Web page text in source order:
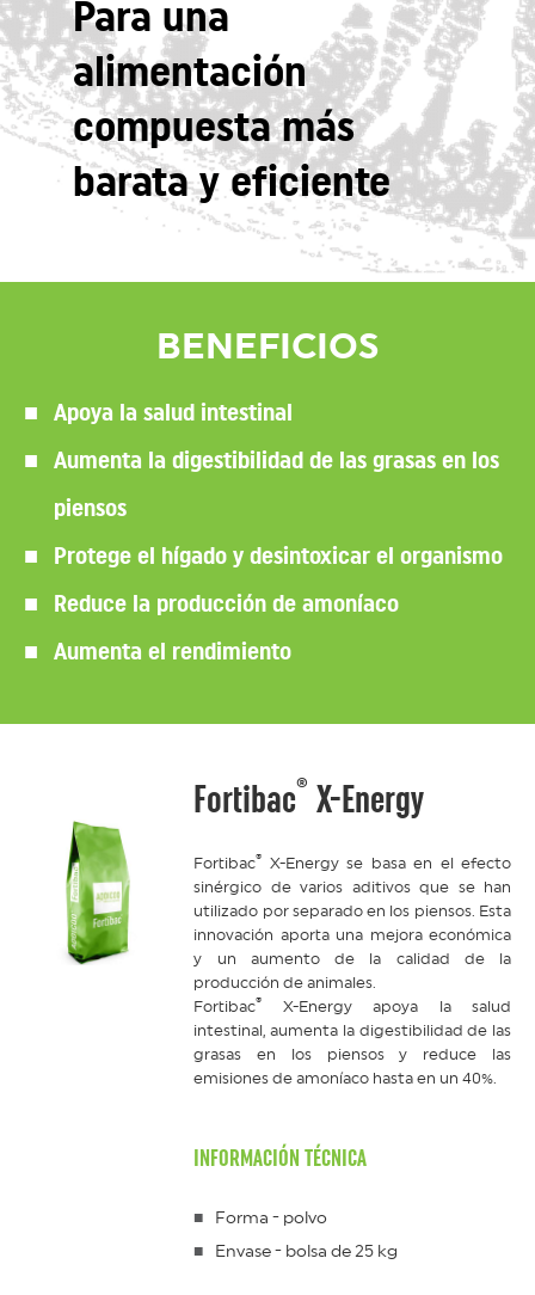
Para una
alimentación
compuesta más
barata y eficiente
BENEFICIOS
Apoya la salud intestinal
Aumenta la digestibilidad de las grasas en los
piensos
Protege el hígado y desintoxicar el organismo
Reduce la producción de amoníaco
Aumenta el rendimiento
Fortibac® X-Energy
Fortibac®
X-Energy se basa en el efecto
sinérgico de varios aditivos que se han
utilizado por separado en los piensos. Esta
innovación aporta una mejora económica
y un aumento de la calidad de la
producción de animales.
Fortibac®
X-Energy apoya la salud
intestinal, aumenta la digestibilidad de las
grasas en los piensos y reduce las
emisiones de amoníaco hasta en un 40%.
INFORMACIÓN TÉCNICA
Forma - polvo
Envase - bolsa de 25 kg